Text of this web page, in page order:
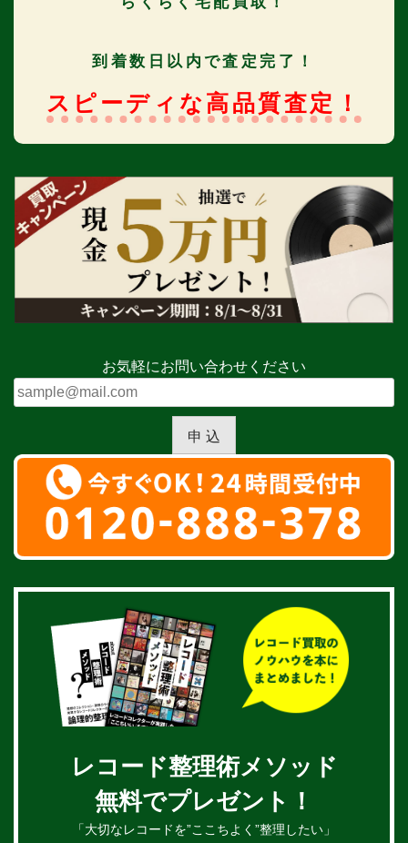
到着数日以内で査定完了！
スピーディな高品質査定！
お気軽にお問い合わせください
申 込
レコード整理術メソッド
無料でプレゼント！
「大切なレコードを”ここちよく”整理したい」